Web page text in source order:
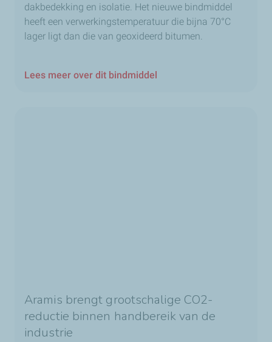
dakbedekking en isolatie. Het nieuwe bindmiddel
heeft een verwerkingstemperatuur die bijna 70°C
lager ligt dan die van geoxideerd bitumen.
Lees meer over dit bindmiddel
Aramis brengt grootschalige CO2-
reductie binnen handbereik van de
industrie